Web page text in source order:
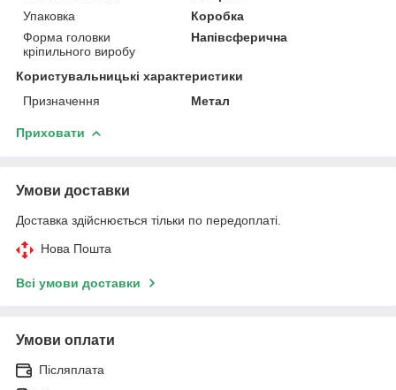
Упаковка
Коробка
Форма головки
кріпильного виробу
Напівсферична
Користувальницькі характеристики
Призначення
Метал
Приховати
Умови доставки
Доставка здійснюється тільки по передоплаті.
Нова Пошта
Всі умови доставки
Умови оплати
Післяплата